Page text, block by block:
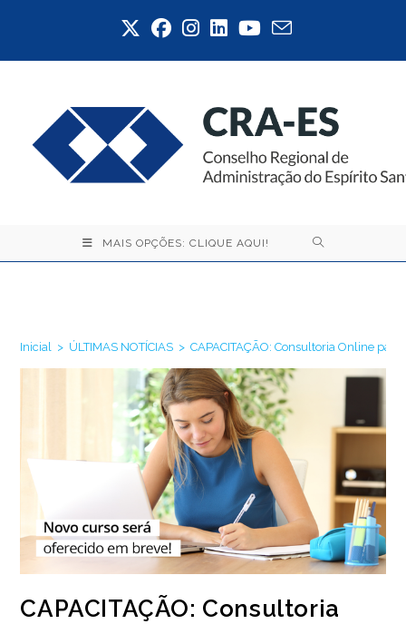
MAIS OPÇÕES: CLIQUE AQUI!
Inicial > ÚLTIMAS NOTÍCIAS > CAPACITAÇÃO: Consultoria Online
CAPACITAÇÃO: Consultoria